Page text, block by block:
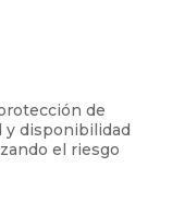
de
y disponibilidad
el riesgo